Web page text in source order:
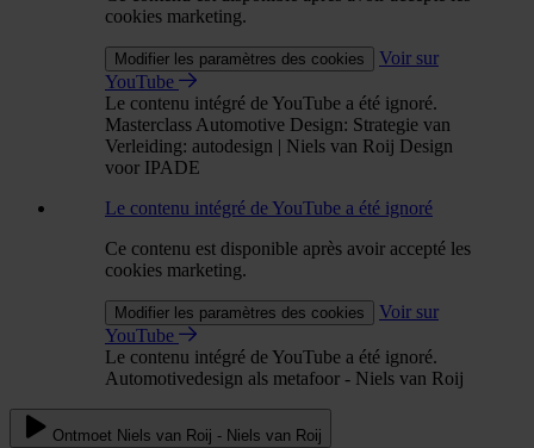
cookies marketing.
Modifier les paramètres des cookies
Voir sur
YouTube
Le contenu intégré de YouTube a été ignoré.
Masterclass Automotive Design: Strategie van
Verleiding: autodesign | Niels van Roij Design
voor IPADE
Le contenu intégré de YouTube a été ignoré
Ce contenu est disponible après avoir accepté les
cookies marketing.
Modifier les paramètres des cookies
Voir sur
YouTube
Le contenu intégré de YouTube a été ignoré.
Automotivedesign als metafoor - Niels van Roij
Ontmoet Niels van Roij - Niels van Roij